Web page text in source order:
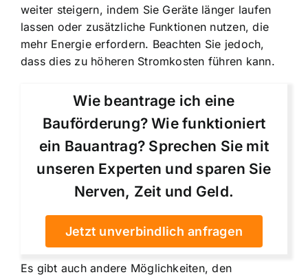
weiter steigern, indem Sie Geräte länger laufen
lassen oder zusätzliche Funktionen nutzen, die
mehr Energie erfordern. Beachten Sie jedoch,
dass dies zu höheren Stromkosten führen kann.
Wie beantrage ich eine
Bauförderung? Wie funktioniert
ein Bauantrag? Sprechen Sie mit
unseren Experten und sparen Sie
Nerven, Zeit und Geld.
Jetzt unverbindlich anfragen
Es gibt auch andere Möglichkeiten, den